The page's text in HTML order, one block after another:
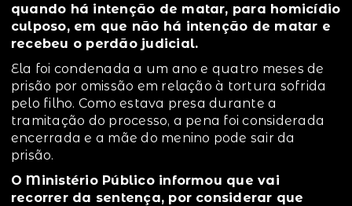
quando há intenção de matar, para homicídio
culposo, em que não há intenção de matar e
recebeu o perdão judicial.
Ela foi condenada a um ano e quatro meses de
prisão por omissão em relação à tortura sofrida
pelo filho. Como estava presa durante a
tramitação do processo, a pena foi considerada
encerrada e a mãe do menino pode sair da
prisão.
O Ministério Público informou que vai
recorrer da sentença, por considerar que